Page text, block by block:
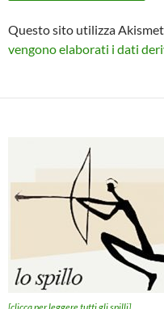
Questo sito utilizza
vengono elaborati i dati